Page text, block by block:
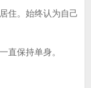
住。始终认为自己
直保持单身。